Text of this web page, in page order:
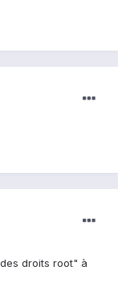
droits root" à